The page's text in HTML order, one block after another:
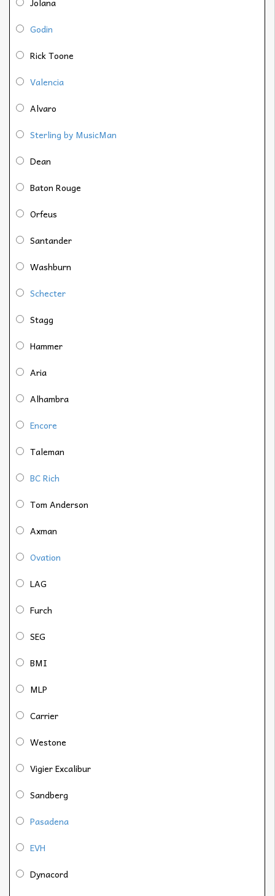
Godin
Rick Toone
Valencia
Alvaro
Sterling by MusicMan
Dean
Baton Rouge
Orfeus
Santander
Washburn
Schecter
Stagg
Hammer
Aria
Alhambra
Encore
Taleman
BC Rich
Tom Anderson
Axman
Ovation
LAG
Furch
SEG
BMI
MLP
Carrier
Westone
Vigier Excalibur
Sandberg
Pasadena
EVH
Dynacord